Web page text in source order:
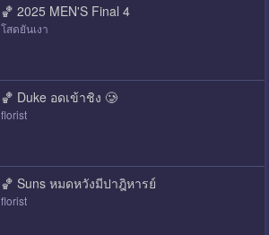
🏀 2025 MEN'S Final 4
โสดยันเงา
🏀 Duke อดเข้าชิง 🥲
florist
🏀 Suns หมดหวังมีปาฎิหารย์
florist